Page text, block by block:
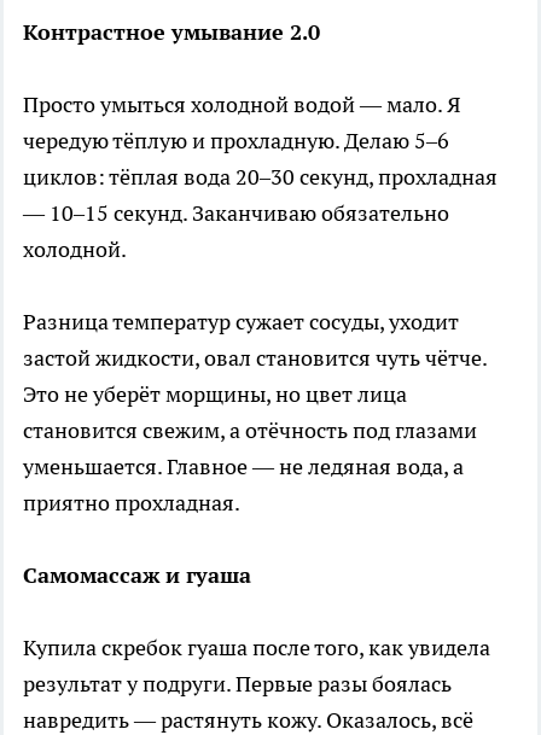
Контрастное умывание 2.0
Просто умыться холодной водой — мало. Я
чередую тёплую и прохладную. Делаю 5–6
циклов: тёплая вода 20–30 секунд, прохладная
— 10–15 секунд. Заканчиваю обязательно
холодной.
Разница температур сужает сосуды, уходит
застой жидкости, овал становится чуть чётче.
Это не уберёт морщины, но цвет лица
становится свежим, а отёчность под глазами
уменьшается. Главное — не ледяная вода, а
приятно прохладная.
Самомассаж и гуаша
Купила скребок гуаша после того, как увидела
результат у подруги. Первые разы боялась
навредить — растянуть кожу. Оказалось, всё